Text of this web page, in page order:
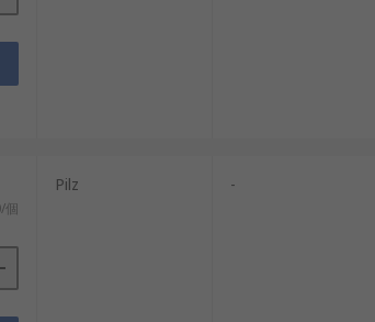
が閉じているかを検出
。
ク機能を持つわけでは
電磁ロックやガードロ
要なタイミングだけガ
個
Pilz -